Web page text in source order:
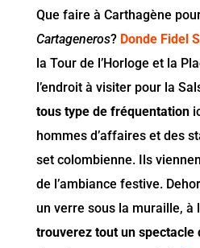
Que faire à Carthagène
Cartageneros? Donde Fidel
la Tour de l’Horloge et la
l’endroit à visiter pour la
tous type de fréquentation
hommes d’affaires et des
set colombienne. Ils
de l’ambiance festive.
un verre sous la muraille, à
trouverez tout un spectacle